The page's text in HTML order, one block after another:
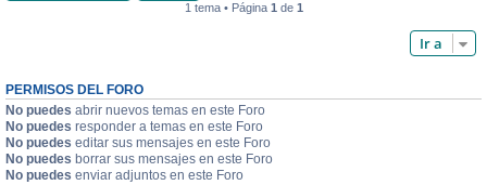
1 tema • Página 1 de 1
Ir a
PERMISOS DEL FORO
No puedes abrir nuevos temas en este Foro
No puedes responder a temas en este Foro
No puedes editar sus mensajes en este Foro
No puedes borrar sus mensajes en este Foro
No puedes enviar adjuntos en este Foro